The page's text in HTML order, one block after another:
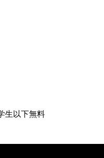
生以下無料